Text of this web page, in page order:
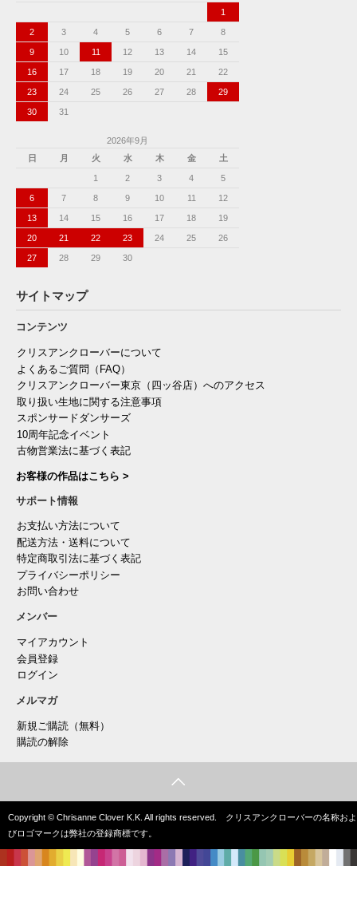
1
2 3 4 5 6 7 8
9 10 11 12 13 14 15
16 17 18 19 20 21 22
23 24 25 26 27 28 29
30 31
2026年9月
日
月 火 水 木 金 土
1 2 3 4 5
6 7 8 9 10 11 12
13 14 15 16 17 18 19
20 21 22 23 24 25 26
27 28 29 30
サイトマップ
コンテンツ
クリスアンクローバーについて
よくあるご質問（FAQ）
クリスアンクローバー東京（四ッ谷店）へのアクセス
取り扱い生地に関する注意事項
スポンサードダンサーズ
10周年記念イベント
古物営業法に基づく表記
お客様の作品はこちら >
サポート情報
お支払い方法について
配送方法・送料について
特定商取引法に基づく表記
プライバシーポリシー
お問い合わせ
メンバー
マイアカウント
会員登録
ログイン
メルマガ
新規ご購読（無料）
購読の解除
Copyright © Chrisanne Clover K.K. All rights reserved. クリスアンクローバーの名称およ
びロゴマークは弊社の登録商標です。